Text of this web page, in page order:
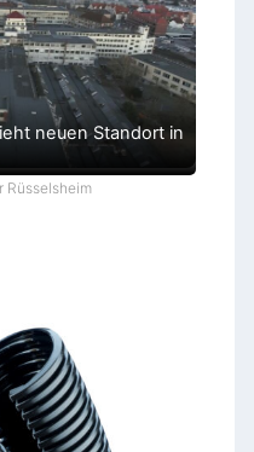
neuen Standort in